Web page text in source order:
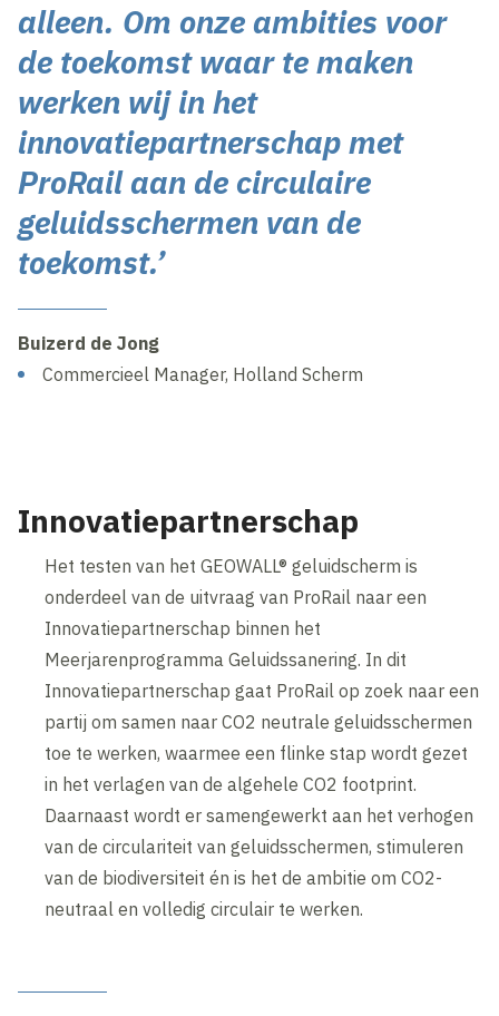
alleen. Om onze ambities voor
de toekomst waar te maken
werken wij in het
innovatiepartnerschap met
ProRail aan de circulaire
geluidsschermen van de
toekomst.’
Buizerd de Jong
Commercieel Manager, Holland Scherm
Innovatiepartnerschap
Het testen van het GEOWALL® geluidscherm is
onderdeel van de uitvraag van ProRail naar een
Innovatiepartnerschap binnen het
Meerjarenprogramma Geluidssanering. In dit
Innovatiepartnerschap gaat ProRail op zoek naar een
partij om samen naar CO2 neutrale geluidsschermen
toe te werken, waarmee een flinke stap wordt gezet
in het verlagen van de algehele CO2 footprint.
Daarnaast wordt er samengewerkt aan het verhogen
van de circulariteit van geluidsschermen, stimuleren
van de biodiversiteit én is het de ambitie om CO2-
neutraal en volledig circulair te werken.